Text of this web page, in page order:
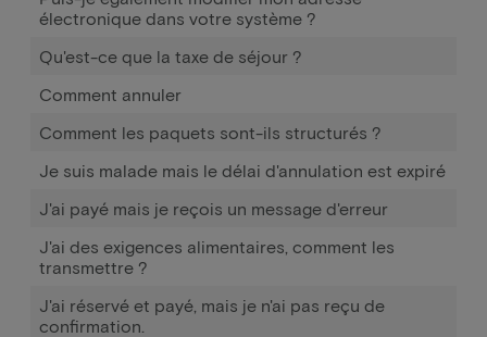
électronique dans votre système ?
Qu'est-ce que la taxe de séjour ?
Comment annuler
Comment les paquets sont-ils structurés ?
Je suis malade mais le délai d'annulation est expiré
J'ai payé mais je reçois un message d'erreur
J'ai des exigences alimentaires, comment les
transmettre ?
J'ai réservé et payé, mais je n'ai pas reçu de
confirmation.